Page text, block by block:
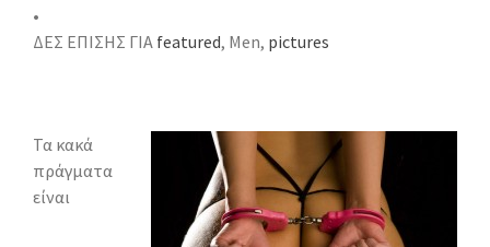
•
ΔΕΣ ΕΠΙΣΗΣ ΓΙΑ featured, Men, pictures
Τα κακά
πράγματα
είναι